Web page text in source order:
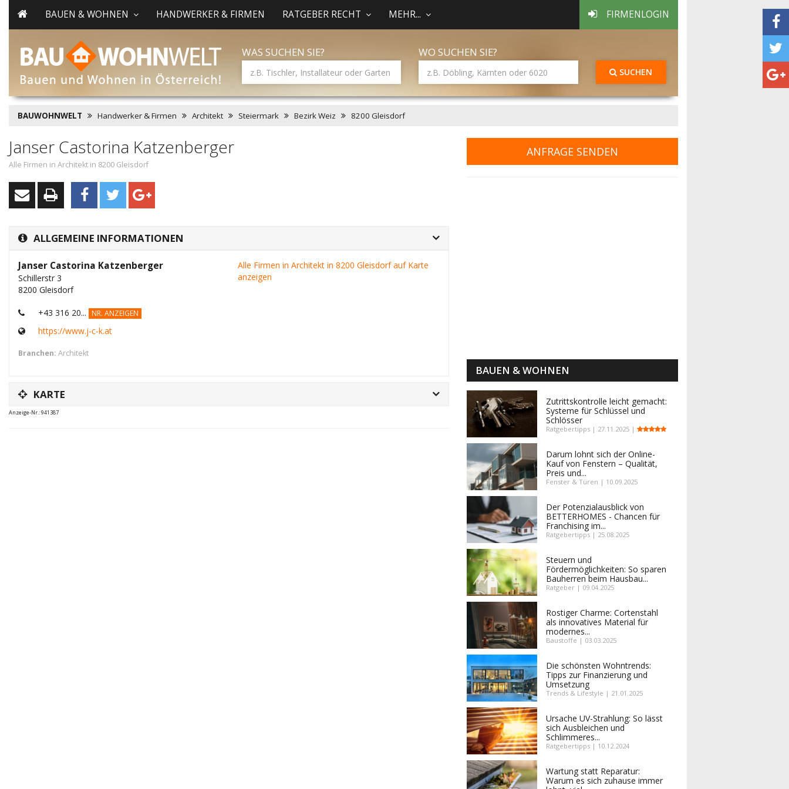
BAUEN & WOHNEN HANDWERKER & FIRMEN RATGEBER RECHT MEHR... FIRMENLOGIN
WAS SUCHEN SIE? WO SUCHEN SIE?
SUCHEN
BAUWOHNWELT Handwerker & Firmen Architekt Steiermark Bezirk Weiz 8200 Gleisdorf
Janser Castorina Katzenberger
Alle Firmen in Architekt in 8200 Gleisdorf
ALLGEMEINE INFORMATIONEN
Alle Firmen in Architekt in 8200 Gleisdorf auf Karte
anzeigen
Janser Castorina Katzenberger
Schillerstr 3
8200 Gleisdorf
+43 316 20... NR. ANZEIGEN
https://www.j-c-k.at
Branchen: Architekt
KARTE
Anzeige-Nr.: 941387
ANFRAGE SENDEN
BAUEN & WOHNEN
Zutrittskontrolle leicht gemacht:
Systeme für Schlüssel und
Schlösser
Ratgebertipps | 27.11.2025 |
Darum lohnt sich der Online-
Kauf von Fenstern – Qualität,
Preis und...
Fenster & Türen | 10.09.2025
Der Potenzialausblick von
BETTERHOMES - Chancen für
Franchising im...
Ratgebertipps | 25.08.2025
Steuern und
Fördermöglichkeiten: So sparen
Bauherren beim Hausbau...
Ratgeber | 09.04.2025
Rostiger Charme: Cortenstahl
als innovatives Material für
modernes...
Baustoffe | 03.03.2025
Die schönsten Wohntrends:
Tipps zur Finanzierung und
Umsetzung
Trends & Lifestyle | 21.01.2025
Ursache UV-Strahlung: So lässt
sich Ausbleichen und
Schlimmeres...
Ratgebertipps | 10.12.2024
Wartung statt Reparatur:
Warum es sich zuhause immer